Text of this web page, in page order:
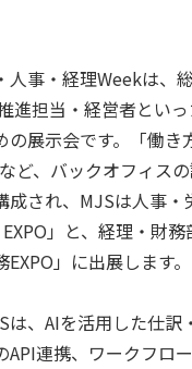
人事・経理Weekは、
進担当・経営者とい
の展示会です。「働き
ど、バックオフィス
成され、MJSは人事・
」と、経理・財
」に出展します。
は、AIを活用した仕訳
API連携、ワークフロ